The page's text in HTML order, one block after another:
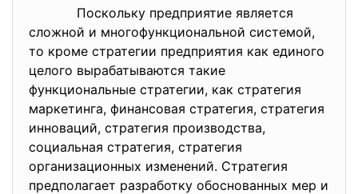
Поскольку предприятие является
сложной и многофункциональной системой,
то кроме стратегии предприятия как единого
целого вырабатываются такие
функциональные стратегии, как стратегия
маркетинга, финансовая стратегия, стратегия
инноваций, стратегия производства,
социальная стратегия, стратегия
организационных изменений. Стратегия
предполагает разработку обоснованных мер и